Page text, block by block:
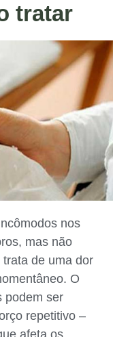
tratar
nos
mas não
de uma dor
O
podem ser
repetitivo –